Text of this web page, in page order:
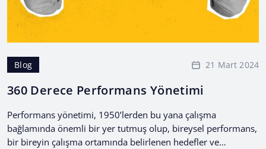
Blog 21 Mart 2024
360 Derece Performans Yönetimi
Performans yönetimi, 1950’lerden bu yana çalışma
bağlamında önemli bir yer tutmuş olup, bireysel performans,
bir bireyin çalışma ortamında belirlenen hedefler ve